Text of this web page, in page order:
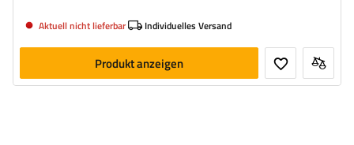
Aktuell nicht lieferbar Individuelles Versand
Produkt anzeigen